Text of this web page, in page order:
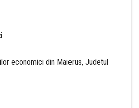
economici din Maierus, Judetul